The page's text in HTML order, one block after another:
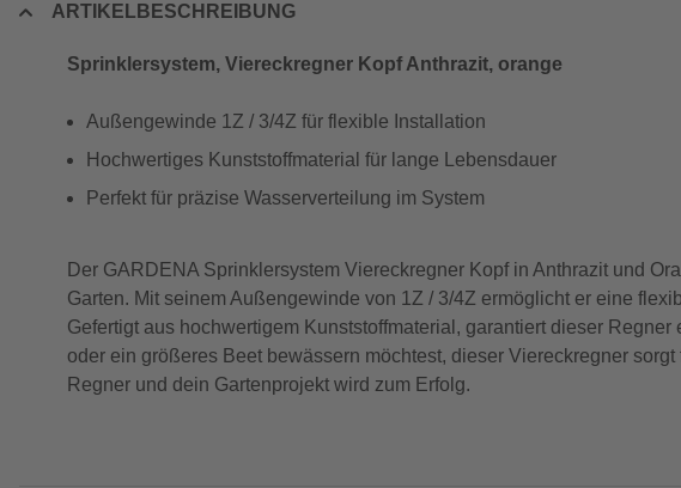
ARTIKELBESCHREIBUNG
Sprinklersystem, Viereckregner Kopf Anthrazit, orange
Außengewinde 1Z / 3/4Z für flexible Installation
Hochwertiges Kunststoffmaterial für lange Lebensdauer
Perfekt für präzise Wasserverteilung im System
Der GARDENA Sprinklersystem Viereckregner Kopf in Anthrazit und
Garten. Mit seinem Außengewinde von 1Z / 3/4Z ermöglicht er eine
Gefertigt aus hochwertigem Kunststoffmaterial, garantiert dieser
oder ein größeres Beet bewässern möchtest, dieser Viereckregner
Regner und dein Gartenprojekt wird zum Erfolg.